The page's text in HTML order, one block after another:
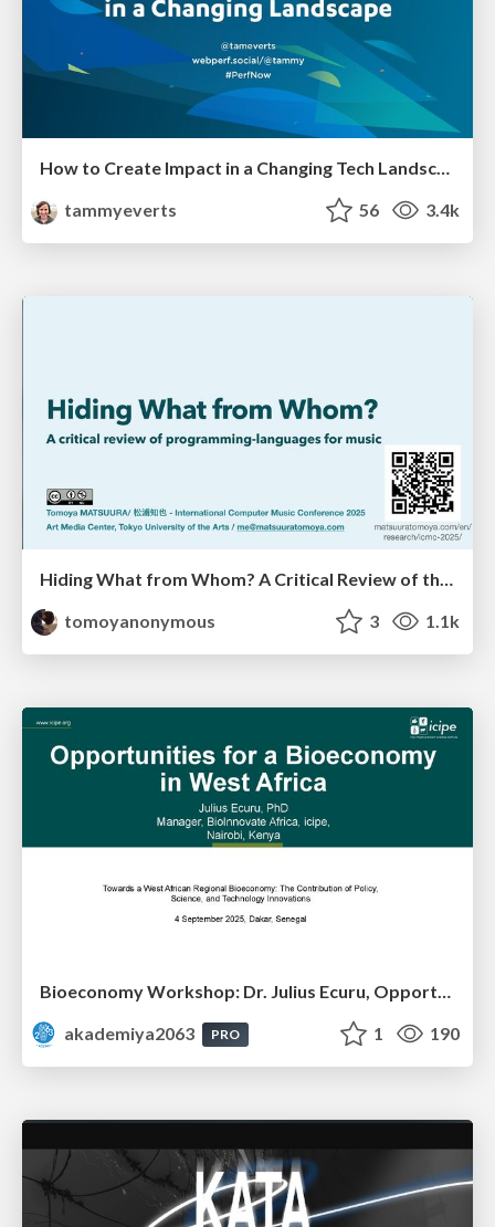
How to Create Impact in a Changing Tech Landscape [PerfNow 2023]
tammyeverts
56 3.4k
Hiding What from Whom? A Critical Review of the History of Programming languages for Music
tomoyanonymous
3 1.1k
Bioeconomy Workshop: Dr. Julius Ecuru, Opportunities for a Bioeconomy in West Africa
akademiya2063
PRO 1 190